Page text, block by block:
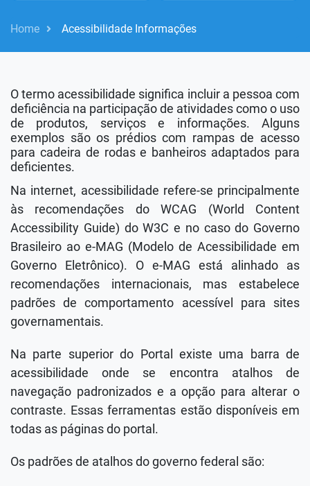
Home Acessibilidade Informações
O termo acessibilidade significa incluir a pessoa com
deficiência na participação de atividades como o uso
de produtos, serviços e informações. Alguns
exemplos são os prédios com rampas de acesso
para cadeira de rodas e banheiros adaptados para
deficientes.
Na internet, acessibilidade refere-se principalmente
às recomendações do WCAG (World Content
Accessibility Guide) do W3C e no caso do Governo
Brasileiro ao e-MAG (Modelo de Acessibilidade em
Governo Eletrônico). O e-MAG está alinhado as
recomendações internacionais, mas estabelece
padrões de comportamento acessível para sites
governamentais.
Na parte superior do Portal existe uma barra de
acessibilidade onde se encontra atalhos de
navegação padronizados e a opção para alterar o
contraste. Essas ferramentas estão disponíveis em
todas as páginas do portal.
Os padrões de atalhos do governo federal são: